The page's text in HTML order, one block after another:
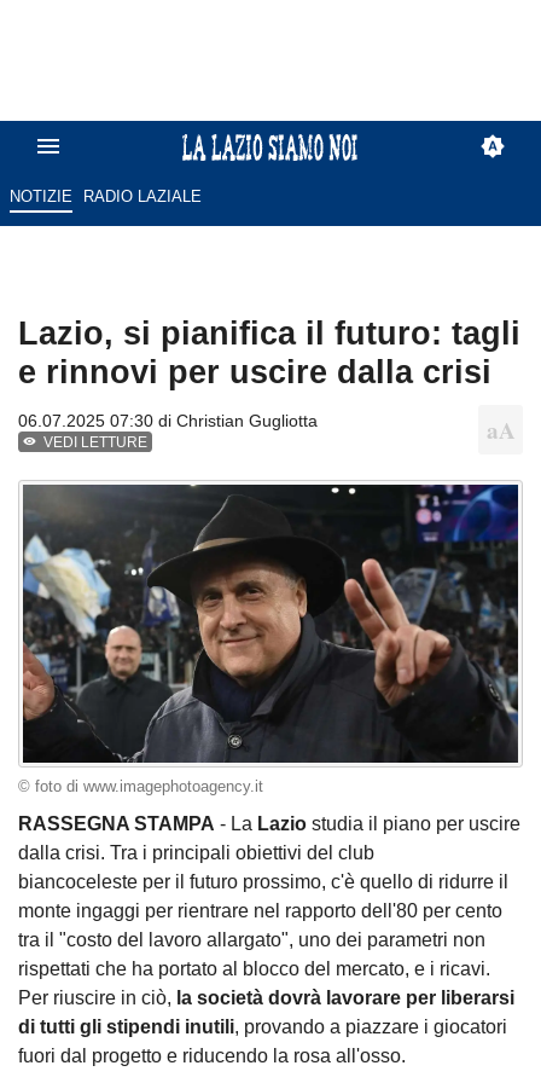
NOTIZIE RADIO LAZIALE
Lazio, si pianifica il futuro: tagli
e rinnovi per uscire dalla crisi
06.07.2025 07:30 di Christian Gugliotta
VEDI LETTURE
© foto di www.imagephotoagency.it
RASSEGNA STAMPA - La Lazio studia il piano per uscire
dalla crisi. Tra i principali obiettivi del club
biancoceleste per il futuro prossimo, c'è quello di ridurre il
monte ingaggi per rientrare nel rapporto dell'80 per cento
tra il "costo del lavoro allargato", uno dei parametri non
rispettati che ha portato al blocco del mercato, e i ricavi.
Per riuscire in ciò, la società dovrà lavorare per liberarsi
di tutti gli stipendi inutili, provando a piazzare i giocatori
fuori dal progetto e riducendo la rosa all'osso.